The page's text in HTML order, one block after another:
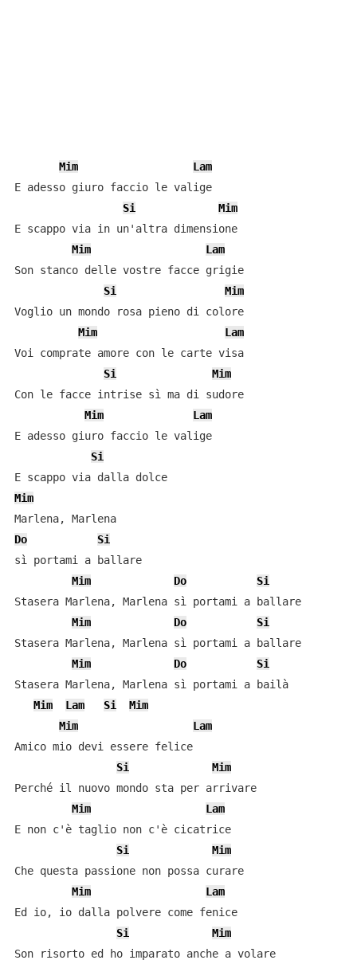
Mim
Lam
E adesso giuro faccio le valige
Si
Mim
E scappo via in un'altra dimensione
Mim
Lam
Son stanco delle vostre facce grigie
Si
Mim
Voglio un mondo rosa pieno di colore
Mim
Lam
Voi comprate amore con le carte visa
Si
Mim
Con le facce intrise sì ma di sudore
Mim
Lam
E adesso giuro faccio le valige
Si
E scappo via dalla dolce
Mim
Marlena, Marlena
Do
Si
sì portami a ballare
Mim
Do
Si
Stasera Marlena, Marlena sì portami a ballare
Mim
Do
Si
Stasera Marlena, Marlena sì portami a ballare
Mim
Do
Si
Stasera Marlena, Marlena sì portami a bailà
Mim
Lam Si
Mim
Mim
Lam
Amico mio devi essere felice
Si
Mim
Perché il nuovo mondo sta per arrivare
Mim
Lam
E non c'è taglio non c'è cicatrice
Si
Mim
Che questa passione non possa curare
Mim
Lam
Ed io, io dalla polvere come fenice
Si
Mim
Son risorto ed ho imparato anche a volare